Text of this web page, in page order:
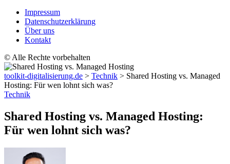
Impressum
Datenschutzerklärung
Über uns
Kontakt
© Alle Rechte vorbehalten
toolkit-digitalisierung.de > Technik > Shared Hosting vs. Managed
Hosting: Für wen lohnt sich was?
Technik
Shared Hosting vs. Managed Hosting:
Für wen lohnt sich was?